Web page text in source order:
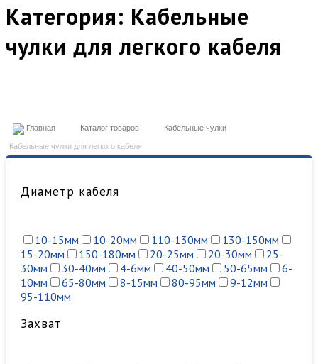
Категория: Кабельные
чулки для легкого кабеля
Главная Каталог товаров Кабельные чулки
Кабельные чулки для легкого кабеля
Диаметр кабеля
10-15мм 10-20мм 110-130мм
130-150мм
15-20мм
150-180мм 20-25мм 20-30мм
25-
30мм
30-40мм 4-6мм 40-50мм 50-65мм
6-
10мм
65-80мм 8-15мм 80-95мм
9-12мм
95-110мм
Захват